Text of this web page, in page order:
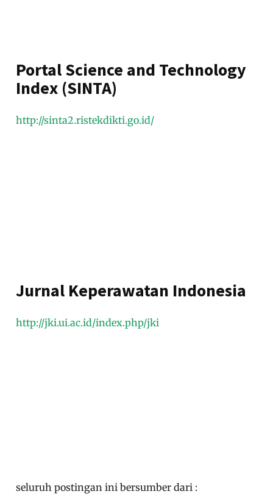
Portal Science and Technology
Index (SINTA)
http://sinta2.ristekdikti.go.id/
Jurnal Keperawatan Indonesia
http://jki.ui.ac.id/index.php/jki
seluruh postingan ini bersumber dari :